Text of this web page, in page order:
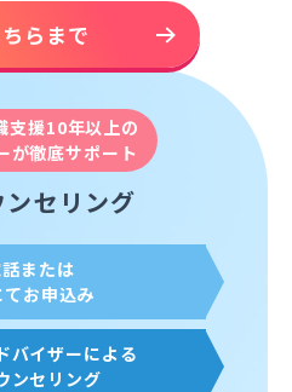
らまで
支援10年以上の
が徹底サポート
ンセリング
または
お申込み
バイザーによる
ンセリング